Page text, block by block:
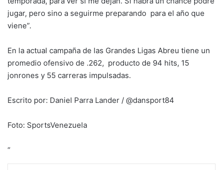
jugar, pero sino a seguirme preparando para el año que
viene”.
En la actual campaña de las Grandes Ligas Abreu tiene un
promedio ofensivo de .262, producto de 94 hits, 15
jonrones y 55 carreras impulsadas.
Escrito por: Daniel Parra Lander / @dansport84
Foto: SportsVenezuela
“